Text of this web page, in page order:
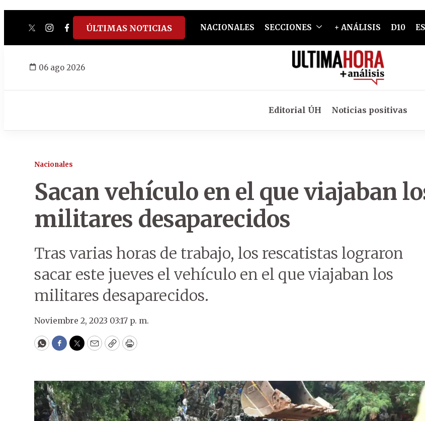
twitterinstagram
facebook
tiktokyoutube
spotify
ÚLTIMAS NOTICIAS NACIONALES SECCIONES + ANÁLISIS D10
06 ago 2026
Editorial ÚH Noticias positivas
Nacionales
Sacan vehículo en el que viajaban
militares desaparecidos
Tras varias horas de trabajo, los rescatistas lograron
sacar este jueves el vehículo en el que viajaban los
militares desaparecidos.
Noviembre 2, 2023 03:17 p. m.
WhatsApp
Facebook
Twitter
EmailCopyPrint